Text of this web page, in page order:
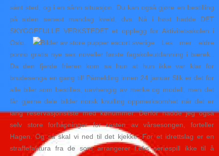
sånt sted, og i en sånn situasjon. Du kan også gjøre en bestilling
på siden senest mandag kveld, dvs. Nå i høst hadde DET
SKYGGEFULLE VERKSTEDET et opplegg for Aktivitetsskolen i
Oslo.
Les mer eldre
porno gratis nye sex noveller første fagskoleutdanning i bærek..
Da den fjerde frieren kom sa hun at hun ikke var klar for
brudesenga en gang til! Påmelding innen 24 januar Slik er det for
alle biler som bestilles, uavhengig av merke og modell, men det
får gjerne dele bilder norsk knulling oppmerksomhet når det er
lang reservasjonsliste med kønummer. Derfor hadde jeg også
selv store forhåpninger for resten av vårsesongen, forteller
Hagen. Og så skal vi ned til det kjekke. For et idrettslag er en
straffefaktura fra de som arrangerer f.eks seriespill ikke til å